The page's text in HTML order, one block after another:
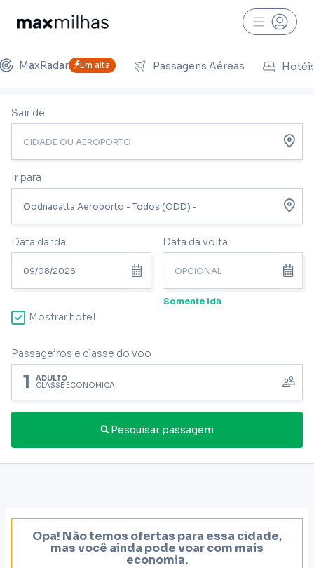
MaxRadar Em alta Passagens Aéreas
Sair de
Ir para
Data da ida Data da volta
Somente ida
Mostrar hotel
Passageiros e classe do voo
1 ADULTO
CLASSE ECONÔMICA
Pesquisar passagem
Opa! Não temos ofertas para essa cidade,
mas você ainda pode voar com mais
economia.